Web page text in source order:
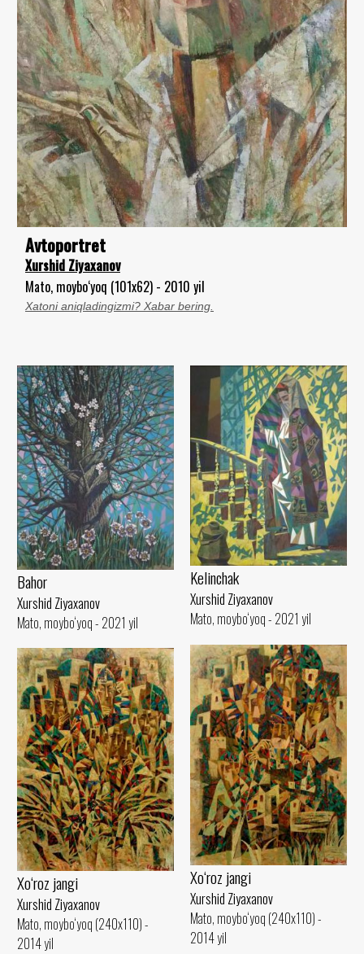
Avtoportret
Xurshid Ziyaxanov
Mato, moybo‘yoq (101x62) - 2010 yil
Xatoni aniqladingizmi? Xabar bering.
Bahor
Xurshid Ziyaxanov
Mato, moybo‘yoq - 2021 yil
Kelinchak
Xurshid Ziyaxanov
Mato, moybo‘yoq - 2021 yil
Xo‘roz jangi
Xurshid Ziyaxanov
Mato, moybo‘yoq (240x110) -
2014 yil
Xo‘roz jangi
Xurshid Ziyaxanov
Mato, moybo‘yoq (240x110) -
2014 yil